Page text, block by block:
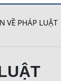
VỀ PHÁP LUẬT